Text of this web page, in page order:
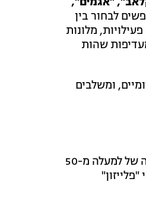
לבחור בין
מלונות
שהות
ומשלבים
לקראת קיץ 2026 השלימה "ישרוטל" מהלך רחב של שדרוגים במלונותיה באילת, בהשקעה של למעלה מ-50